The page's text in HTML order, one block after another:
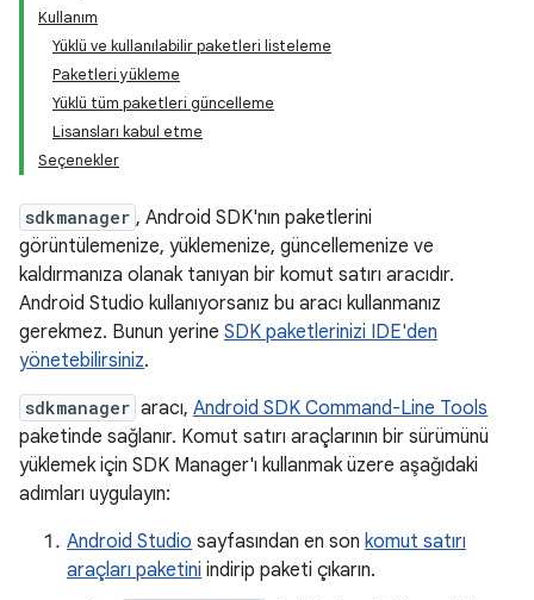
Kullanım
Yüklü ve kullanılabilir paketleri listeleme
Paketleri yükleme
Yüklü tüm paketleri güncelleme
Lisansları kabul etme
Seçenekler
sdkmanager , Android SDK'nın paketlerini
görüntülemenize, yüklemenize, güncellemenize ve
kaldırmanıza olanak tanıyan bir komut satırı aracıdır.
Android Studio kullanıyorsanız bu aracı kullanmanız
gerekmez. Bunun yerine SDK paketlerinizi IDE'den
yönetebilirsiniz.
sdkmanager aracı, Android SDK Command-Line Tools
paketinde sağlanır. Komut satırı araçlarının bir sürümünü
yüklemek için SDK Manager'ı kullanmak üzere aşağıdaki
adımları uygulayın:
Android Studio sayfasından en son komut satırı
araçları paketini indirip paketi çıkarın.